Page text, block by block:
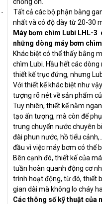
chống ồn.
-
Tất cả các bộ phận bằng
nhất và có độ dày từ 20-30
Máy bơm chìm Lubi LHL-
những dòng máy bơm
Khác biệt có thể thấy bằng
chìm Lubi. Hầu hết các
thiết kế trục đứng, nhưng
Với thiết kế khác biệt như
tượng rõ nét về sản phẩm
Tuy nhiên, thiết kế nằm
tạo ấn tượng, mà còn để
trung chuyển nước chuyên
đài phun nước, hồ tiểu
đầu vì việc máy bơm có thể
Bên cạnh đó, thiết kế của
tuần hoàn quanh động cơ
trình hoạt động, từ đó, thiết
gian dài mà không lo cháy
Các thông số kỹ thuật của